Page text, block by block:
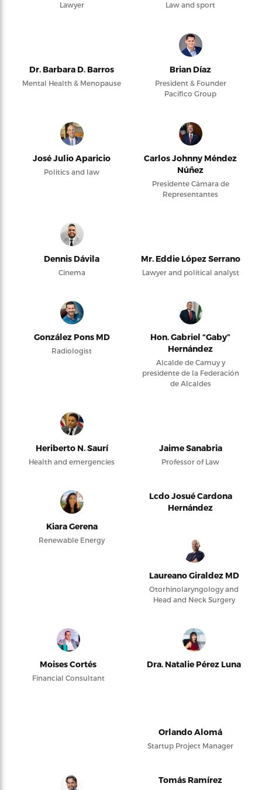
Lawyer Law and sport
Dr. Barbara D. Barros
Mental Health & Menopause
Brian Díaz
President & Founder
Pacifico Group
José Julio Aparicio
Politics and law
Carlos Johnny Méndez
Núñez
Presidente Cámara de
Representantes
Dennis Dávila
Cinema
Mr. Eddie López Serrano
Lawyer and political analyst
González Pons MD
Radiologist
Hon. Gabriel “Gaby”
Hernández
Alcalde de Camuy y
presidente de la Federación
de Alcaldes
Heriberto N. Saurí
Health and emergencies
Jaime Sanabria
Professor of Law
Kiara Gerena
Renewable Energy
Lcdo Josué Cardona
Hernández
Laureano Giraldez MD
Otorhinolaryngology and
Head and Neck Surgery
Moises Cortés
Financial Consultant
Dra. Natalie Pérez Luna
Orlando Alomá
Startup Project Manager
Tomás Ramírez